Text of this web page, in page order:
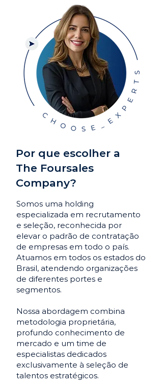
Por que escolher a
The Foursales
Company?
Somos uma holding
especializada em recrutamento
e seleção, reconhecida por
elevar o padrão de contratação
de empresas em todo o país.
Atuamos em todos os estados do
Brasil, atendendo organizações
de diferentes portes e
segmentos.
Nossa abordagem combina
metodologia proprietária,
profundo conhecimento de
mercado e um time de
especialistas dedicados
exclusivamente à seleção de
talentos estratégicos.